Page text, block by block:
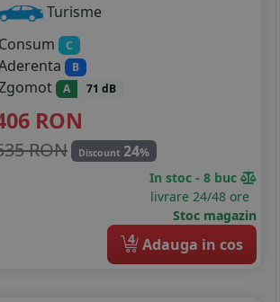
Turisme
Consum
C
B
A 71 dB
RON
RON Discount 24%
In stoc - 8 buc
livrare 24/48 ore
Stoc magazin
4 Adauga in cos